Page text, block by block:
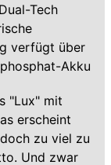
Tech
verfügt über
Akku
"Lux" mit
erscheint
zu viel zu
Und zwar